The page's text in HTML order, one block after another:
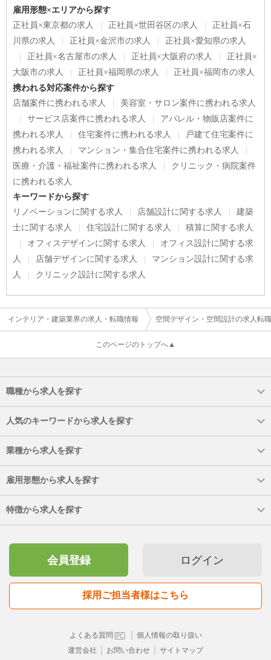
雇用形態×エリアから探す
正社員×東京都の求人
正社員×世田谷区の求人
正社員×石
川県の求人
正社員×金沢市の求人
正社員×愛知県の求人
正社員×名古屋市の求人
正社員×大阪府の求人
正社員×
大阪市の求人
正社員×福岡県の求人
正社員×福岡市の求人
携われる対応案件から探す
店舗案件に携われる求人
美容室・サロン案件に携われる求人
サービス店案件に携われる求人
アパレル・物販店案件に
携われる求人
住宅案件に携われる求人
戸建て住宅案件に
携われる求人
マンション・集合住宅案件に携われる求人
医療・介護・福祉案件に携われる求人
クリニック・病院案件
に携われる求人
キーワードから探す
リノベーションに関する求人
店舗設計に関する求人
建築
士に関する求人
住宅設計に関する求人
積算に関する求人
オフィスデザインに関する求人
オフィス設計に関する求
人
店舗デザインに関する求人
マンション設計に関する求
人
クリニック設計に関する求人
インテリア・建築業界の求人・転職情報 空間デザイン・空間設計の求人転
このページのトップへ▲
職種から求人を探す
人気のキーワードから求人を探す
業種から求人を探す
雇用形態から求人を探す
特徴から求人を探す
会員登録 ログイン
採用ご担当者様はこちら
よくある質問
個人情報の取り扱い
運営会社
お問い合わせ サイトマップ